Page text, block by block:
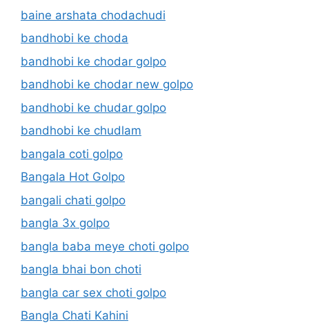
baine arshata chodachudi
bandhobi ke choda
bandhobi ke chodar golpo
bandhobi ke chodar new golpo
bandhobi ke chudar golpo
bandhobi ke chudlam
bangala coti golpo
Bangala Hot Golpo
bangali chati golpo
bangla 3x golpo
bangla baba meye choti golpo
bangla bhai bon choti
bangla car sex choti golpo
Bangla Chati Kahini